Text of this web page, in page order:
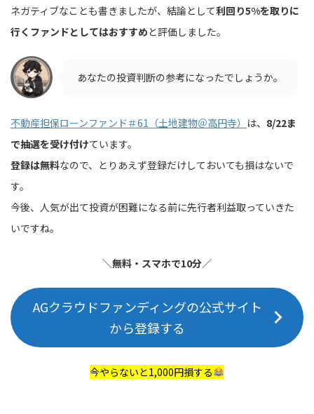
ネガティブなことも書きましたが、結論として利回り5%を取りに
行くファンドとしてはおすすめと評価しました。
あなたの投資判断の参考になったでしょうか。
不動産担保ローンファンド＃61（土地建物＠高円寺） は、 8/22ま
で抽選を受け付けています。
登録は無料なので、とりあえず登録だけしておいても損はないで
す。
今後、人気が出て投資が困難になる前に先行者利益取っていきた
いですね。
＼無料・スマホで10分／
AGクラウドファンディングの公式サイト
から登録する
今やらないと1,000円損する